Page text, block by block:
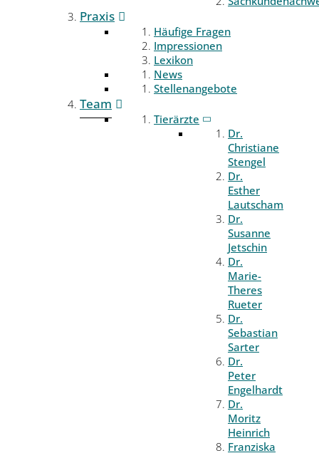
Praxis
Häufige Fragen
Impressionen
Lexikon
News
Stellenangebote
Team
Tierärzte
Dr.
Christiane
Stengel
Dr.
Esther
Lautscham
Dr.
Susanne
Jetschin
Dr.
Marie-
Theres
Rueter
Dr.
Sebastian
Sarter
Dr.
Peter
Engelhardt
Dr.
Moritz
Heinrich
Franziska